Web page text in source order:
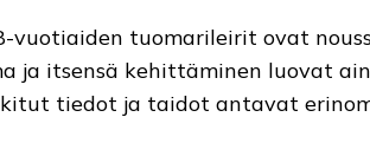
tuomarileirit ovat
ja itsensä kehittäminen luovat
tiedot ja taidot antavat